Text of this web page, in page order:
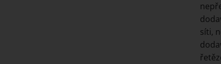
síti,